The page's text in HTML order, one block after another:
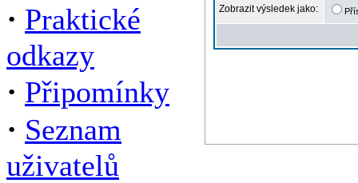
· Praktické
odkazy
· Připomínky
· Seznam
uživatelů
Zobrazit výsledek jako: